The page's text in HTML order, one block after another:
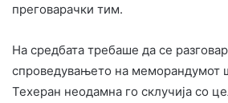
преговарачки тим.
На средбата требаше да се
спроведувањето на меморандумот
Техеран неодамна го склучија со